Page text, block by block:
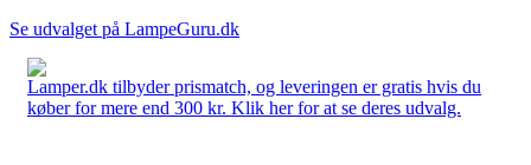
Se udvalget på LampeGuru.dk
Lamper.dk tilbyder prismatch, og leveringen er gratis hvis du
køber for mere end 300 kr. Klik her for at se deres udvalg.